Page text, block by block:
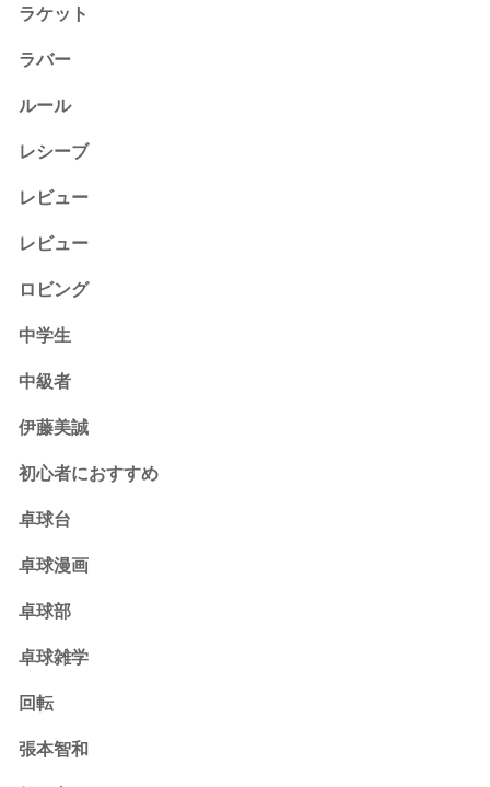
ラケット
ラバー
ルール
レシーブ
レビュー
レビュー
ロビング
中学生
中級者
伊藤美誠
初心者におすすめ
卓球台
卓球漫画
卓球部
卓球雑学
回転
張本智和